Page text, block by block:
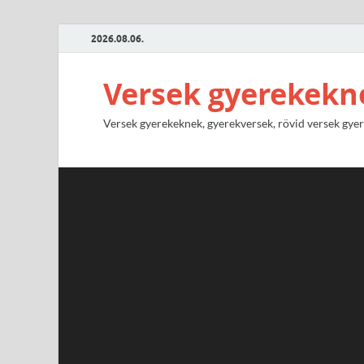
2026.08.06.
Versek
Versek gyerekeknek, gyerekversek, rövid versek